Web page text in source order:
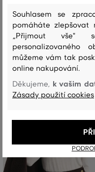
4
3
Dostupné velikosti:
XS, S, M
Souhlasem se
pomáháte zlepšovat
„Přijmout vše"
personalizovaného
můžeme vám tak
online nakupování.
Děkujeme, k vašim
Zásady použití cookies